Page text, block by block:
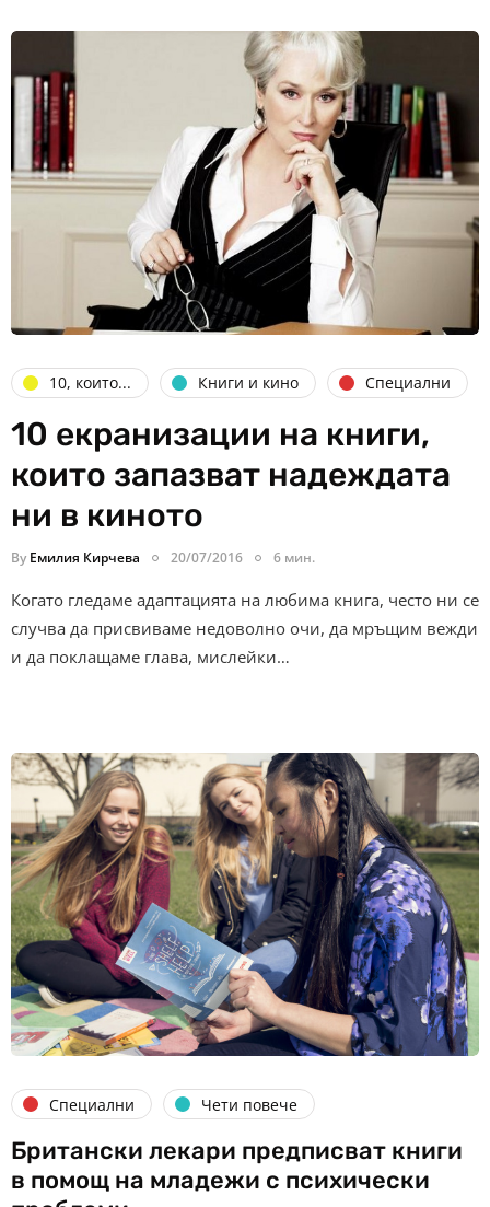
10, които... Книги и кино Специални
10 екранизации на книги,
които запазват надеждата
ни в киното
By Емилия Кирчева 20/07/2016 6 мин.
Когато гледаме адаптацията на любима книга, често ни се
случва да присвиваме недоволно очи, да мръщим вежди
и да поклащаме глава, мислейки…
Специални Чети повече
Британски лекари предписват книги
в помощ на младежи с психически